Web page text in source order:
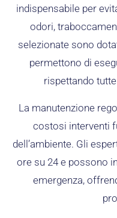
indispensabile per
odori,
selezionate sono
permettono di
rispettando
La manutenzione
costosi interventi
dell’ambiente. Gli
ore su 24 e possono
emergenza,